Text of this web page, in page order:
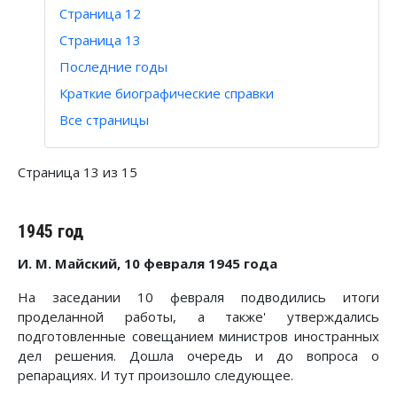
Страница 12
Страница 13
Последние годы
Краткие биографические справки
Все страницы
Страница 13 из 15
1945 год
И. М. Майский, 10 февраля 1945 года
На заседании 10 февраля подводились итоги
проделанной работы, а также' утверждались
подготовленные совещанием министров иностранных
дел решения. Дошла очередь и до вопроса о
репарациях. И тут произошло следующее.